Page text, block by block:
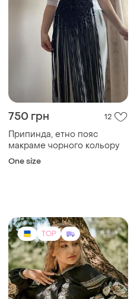
750 грн 12
Припинда, етно пояс
макраме чорного кольору
One size
TOP